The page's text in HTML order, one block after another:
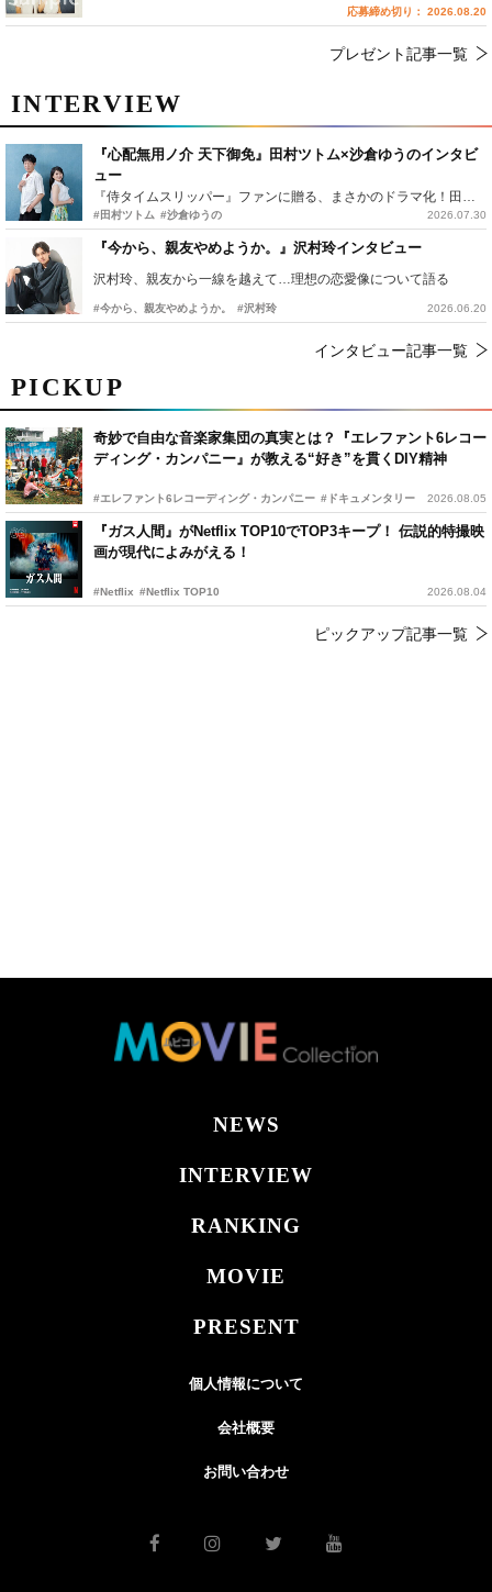
PICKUP
奇妙で自由な音楽家集団の真実とは？『エレファント6レコー
ディング・カンパニー』が教える“好き”を貫くDIY精神
#エレファント6レコーディング・カンパニー #ドキュメンタリー 2026.08.05
『ガス人間』がNetflix TOP10でTOP3キープ！ 伝説的特撮映
画が現代によみがえる！
#Netflix #Netflix TOP10 2026.08.04
ピックアップ記事一覧
INTERVIEW
『心配無用ノ介 天下御免』田村ツトム×沙倉ゆうのインタビ
ュー
#田村ツトム #沙倉ゆうの 2026.07.30
『今から、親友やめようか。』沢村玲インタビュー
沢村玲、親友から一線を越えて…理想の恋愛像について語る
#今から、親友やめようか。 #沢村玲 2026.06.20
インタビュー記事一覧
応募締め切り： 2026.08.20
プレゼント記事一覧
NEWS
INTERVIEW
RANKING
MOVIE
PRESENT
個人情報について
会社概要
お問い合わせ